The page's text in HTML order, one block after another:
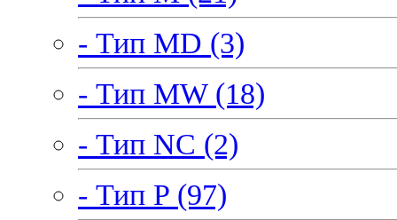
- Тип MD (3)
- Тип MW (18)
- Тип NC (2)
- Тип P (97)